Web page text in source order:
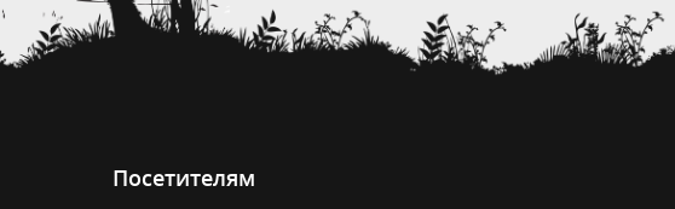
Посетителям